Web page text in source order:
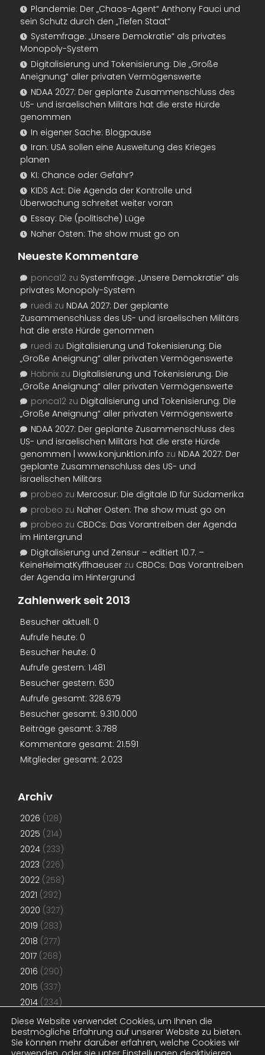
Plandemie: Der „Chaos-Agent“ Anthony Fauci und
sein Schutz durch den „Tiefen Staat“
Systemfrage: „Unsere Demokratie“ als privates
Monopoly-System
Digitalisierung und Tokenisierung: Die „Große
Aneignung“ aller privaten Vermögenswerte
NDAA 2027: Der geplante Zusammenschluss des
US- und israelischen Militärs hat die erste Hürde
genommen
In eigener Sache: Blogpause
Iran: USA sollen eine Ausweitung des Krieges
planen
KI: Chance oder Gefahr?
KIDS Act: Die Agenda der Kontrolle und
Überwachung schreitet weiter voran
Essay: Die (politische) Lüge
Naher Osten: The show must go on
Neueste Kommentare
ponca12 zu Systemfrage: „Unsere Demokratie“ als
privates Monopoly-System
ruedi zu NDAA 2027: Der geplante
Zusammenschluss des US- und israelischen Militärs
hat die erste Hürde genommen
ruedi zu Digitalisierung und Tokenisierung: Die
„Große Aneignung“ aller privaten Vermögenswerte
Habnix zu Digitalisierung und Tokenisierung: Die
„Große Aneignung“ aller privaten Vermögenswerte
ponca12 zu Digitalisierung und Tokenisierung: Die
„Große Aneignung“ aller privaten Vermögenswerte
NDAA 2027: Der geplante Zusammenschluss des
US- und israelischen Militärs hat die erste Hürde
genommen | www.konjunktion.info zu NDAA 2027: Der
geplante Zusammenschluss des US- und
israelischen Militärs
probeo zu Mercosur: Die digitale ID für Südamerika
probeo zu Naher Osten: The show must go on
probeo zu CBDCs: Das Vorantreiben der Agenda
im Hintergrund
Digitalisierung und Zensur – editiert 10.7. –
KeineHeimatKyffhaeuser zu CBDCs: Das Vorantreiben
der Agenda im Hintergrund
Zahlenwerk seit 2013
Besucher aktuell: 0
Aufrufe heute: 0
Besucher heute: 0
Aufrufe gestern: 1.481
Besucher gestern: 630
Aufrufe gesamt: 328.679
Besucher gesamt: 9.310.000
Beiträge gesamt: 3.788
Kommentare gesamt: 21.591
Mitglieder gesamt: 2.023
Archiv
2026 (128)
2025 (214)
2024 (233)
2023 (226)
2022 (258)
2021 (292)
2020 (327)
2019 (283)
2018 (277)
2017 (268)
2016 (290)
2015 (337)
2014 (234)
2013(192)
2012(181)
2011(48)
Diese Website verwendet Cookies, um Ihnen die
bestmögliche Erfahrung auf unserer Website zu bieten.
Sie können mehr darüber erfahren, welche Cookies wir